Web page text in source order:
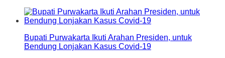
Bupati Purwakarta Ikuti Arahan Presiden, untuk
Bendung Lonjakan Kasus Covid-19